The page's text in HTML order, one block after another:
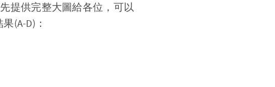
提供完整大圖給各位，可以
(A-D)：